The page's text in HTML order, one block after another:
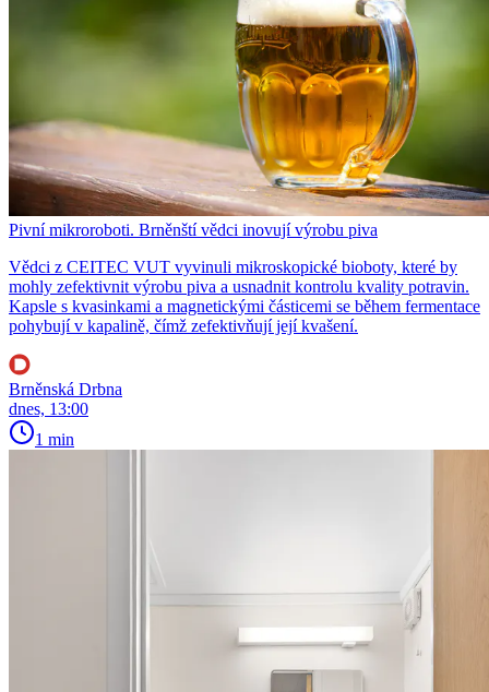
Pivní mikroroboti. Brněnští vědci inovují výrobu piva
Vědci z CEITEC VUT vyvinuli mikroskopické bioboty, které by
mohly zefektivnit výrobu piva a usnadnit kontrolu kvality potravin.
Kapsle s kvasinkami a magnetickými částicemi se během fermentace
pohybují v kapalině, čímž zefektivňují její kvašení.
Brněnská Drbna
dnes, 13:00
1 min